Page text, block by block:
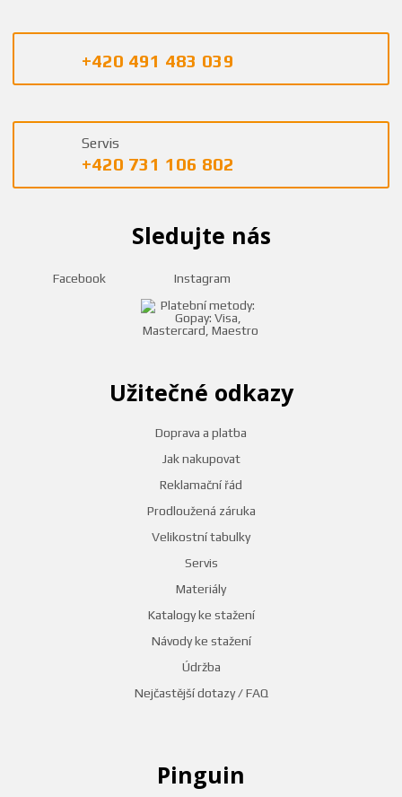
Užitečné odkazy
Doprava a platba
Jak nakupovat
Reklamační řád
Prodloužená záruka
Velikostní tabulky
Servis
Materiály
Katalogy ke stažení
Návody ke stažení
Údržba
Nejčastější dotazy / FAQ
Pinguin
+420 491 483 039
Servis
+420 731 106 802
Sledujte nás
Facebook Instagram